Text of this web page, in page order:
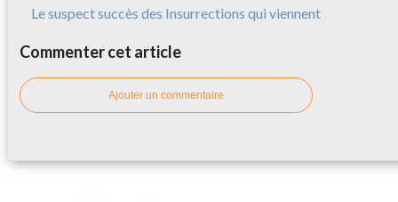
Le suspect succès des Insurrections qui viennent
Commenter cet article
Ajouter un commentaire